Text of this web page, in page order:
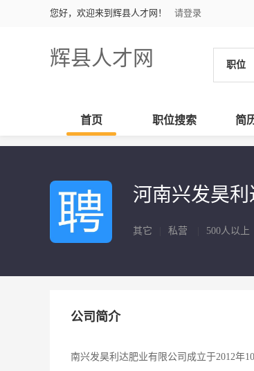
您好，欢迎来到辉县人才网！ 请登录
辉县人才网 职位
首页 职位搜索 简
河南兴发昊
其它 私营 500人以上
公司简介
南兴发昊利达肥业有限公司成立于2012年